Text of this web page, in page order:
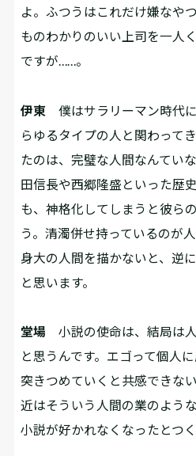
よ。ふつうはこれだけ嫌なや
ものわかりのいい上司を一人
ですが……。
伊東 僕はサラリーマン時代
らゆるタイプの人と関わって
たのは、完璧な人間なんてい
田信長や西郷隆盛といった歴
も、神格化してしまうと彼ら
う。清濁併せ持っているのが
身大の人間を描かないと、逆
と思います。
堂場 小説の使命は、結局は
と思うんです。エゴって個人
突きつめていくと共感できな
近はそういう人間の業のよう
小説が好かれなくなったとつ